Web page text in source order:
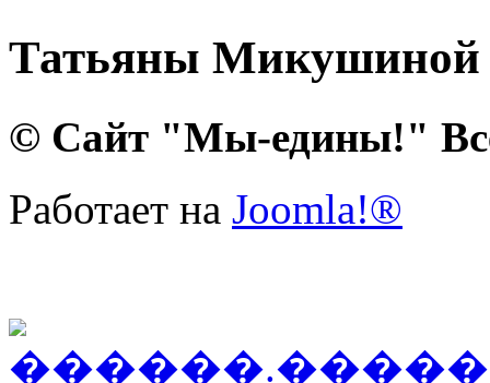
Татьяны Микушиной
© Сайт "Мы-едины!"
Работает на Joomla!®